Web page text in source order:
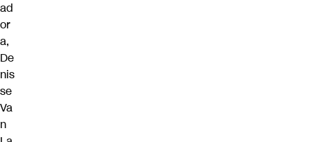
ad
or
a,
De
nis
se
Va
n